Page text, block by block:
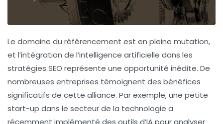
Le domaine du référencement est en pleine mutation,
et l’intégration de l’intelligence artificielle dans les
stratégies SEO représente une opportunité inédite. De
nombreuses entreprises témoignent des bénéfices
significatifs de cette alliance. Par exemple, une petite
start-up dans le secteur de la technologie a
récemment implémenté des outils d’IA pour analyser